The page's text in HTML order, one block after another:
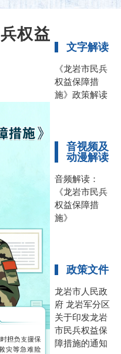
权益
文字解读
《龙岩市民兵
权益保障措
施》政策解读
音视频及
动漫解读
音频解读：
《龙岩市民兵
权益保障措
施》
政策文件
龙岩市人民政
府 龙岩军分区
关于印发龙岩
市民兵权益保
障措施的通知